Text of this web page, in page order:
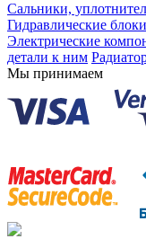
Сальники,
Гидравлические
Электрические
детали к ним
Мы принимаем